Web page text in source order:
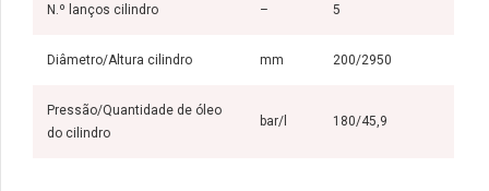
N.º lanços cilindro – 5
Diâmetro/Altura cilindro mm 200/2950
Pressão/Quantidade de óleo
do cilindro
bar/l 180/45,9